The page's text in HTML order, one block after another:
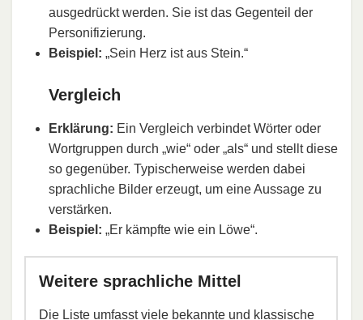
ausgedrückt werden. Sie ist das Gegenteil der
Personifizierung.
Beispiel: „Sein Herz ist aus Stein.“
Vergleich
Erklärung: Ein Vergleich verbindet Wörter oder
Wortgruppen durch „wie“ oder „als“ und stellt diese
so gegenüber. Typischerweise werden dabei
sprachliche Bilder erzeugt, um eine Aussage zu
verstärken.
Beispiel: „Er kämpfte wie ein Löwe“.
Weitere sprachliche Mittel
Die Liste umfasst viele bekannte und klassische